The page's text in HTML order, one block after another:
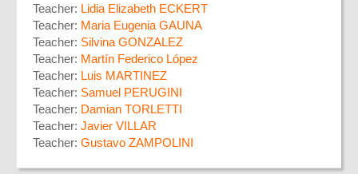
Teacher: Lidia Elizabeth ECKERT
Teacher: Maria Eugenia GAUNA
Teacher: Silvina GONZALEZ
Teacher: Martín Federico López
Teacher: Luis MARTINEZ
Teacher: Samuel PERUGINI
Teacher: Damian TORLETTI
Teacher: Javier VILLAR
Teacher: Gustavo ZAMPOLINI